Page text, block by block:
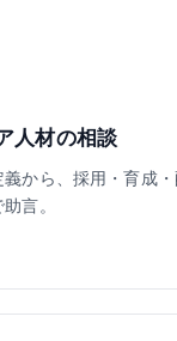
人材の相談
義から、採用・育成
言。